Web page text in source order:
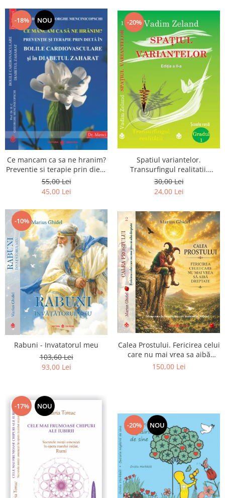
-18% NOU
Ce mancam ca sa ne hranim?
Preventie si terapie prin dieta
in bolile cardiovasculare si in
diabetul zaharat
55,00 Lei
45,00 Lei
-20%
Spatiul variantelor.
Transurfingul realitatii.
Gradul 1. Cum sa ne
dezvoltam intuitia si sa ne
alegem soarta
30,00 Lei
24,00 Lei
-10%
Rabuni - Invatatorul meu
103,60 Lei
93,00 Lei
Calea Prostului. Fericirea celui
care nu mai vrea sa aibă
dreptate - Intoarcerea la
150,00 Lei
-17% NOU
-20% NOU